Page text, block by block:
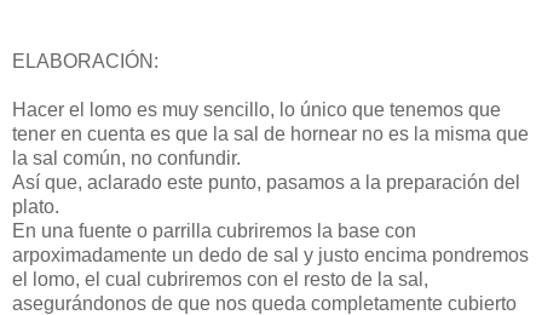
ELABORACIÓN:
Hacer el lomo es muy sencillo, lo único que tenemos que
tener en cuenta es que la sal de hornear no es la misma que
la sal común, no confundir.
Así que, aclarado este punto, pasamos a la preparación del
plato.
En una fuente o parrilla cubriremos la base con
arpoximadamente un dedo de sal y justo encima pondremos
el lomo, el cual cubriremos con el resto de la sal,
asegurándonos de que nos queda completamente cubierto